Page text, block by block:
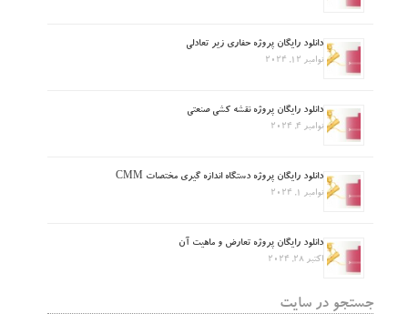
دانلود رایگان پروژه حفاری زیر تعادلی
نوامبر 12, 2024
دانلود رایگان پروژه نقشه کشی صنعتی
نوامبر 4, 2024
دانلود رایگان پروژه دستگاه اندازه گیری مختصات CMM
نوامبر 1, 2024
دانلود رایگان پروژه تعارض و ماهیت آن
اکتبر 28, 2024
جستجو در سایت